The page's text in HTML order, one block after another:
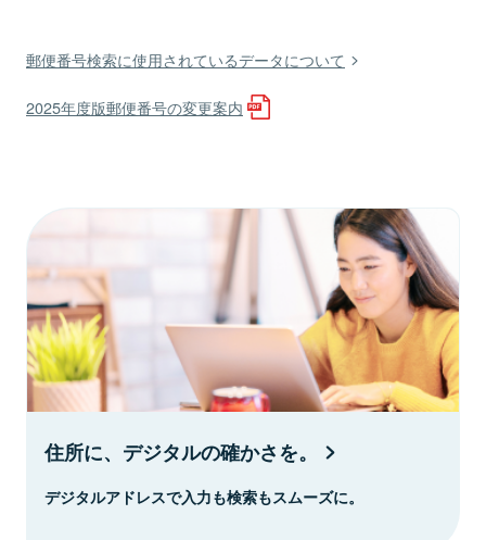
郵便番号検索に使用されているデータについて
2025年度版郵便番号の変更案内
住所に、デジタルの確かさを。
デジタルアドレスで入力も検索もスムーズに。